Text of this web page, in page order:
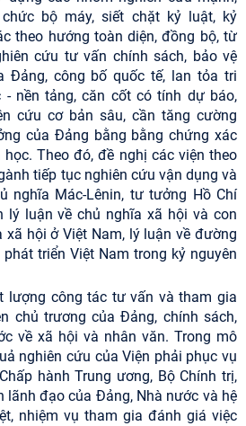
bộ máy, siết chặt kỷ luật, kỷ
theo hướng toàn diện, đồng bộ, từ
cứu tư vấn chính sách, bảo vệ
Đảng, công bố quốc tế, lan tỏa tri
nền tảng, căn cốt có tính dự báo,
cứu cơ bản sâu, cần tăng cường
của Đảng bằng bằng chứng xác
Theo đó, đề nghị các viện theo
tiếp tục nghiên cứu vận dụng và
nghĩa Mác-Lênin, tư tưởng Hồ Chí
lý luận về chủ nghĩa xã hội và con
hội ở Việt Nam, lý luận về đường
triển Việt Nam trong kỷ nguyên
lượng công tác tư vấn và tham gia
chủ trương của Đảng, chính sách,
về xã hội và nhân văn. Trong mô
nghiên cứu của Viện phải phục vụ
hành Trung ương, Bộ Chính trị,
lãnh đạo của Đảng, Nhà nước và hệ
nhiệm vụ tham gia đánh giá việc